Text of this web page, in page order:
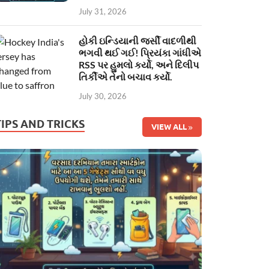
July 31, 2026
હોકી ઇન્ડિયાની જર્સી વાદળીથી
ભગવી થઈ ગઈ! પ્રિયંકા ગાંધીએ
RSS પર હુમલો કર્યો, અને દિલીપ
તિર્કીએ તેનો બચાવ કર્યો.
July 30, 2026
AND TRICKS VIEW ALL